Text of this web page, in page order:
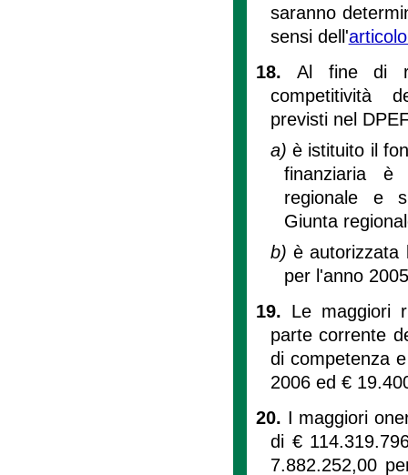
saranno
sensi dell'
18.Al fine di
competitività
previsti nel
a) è istituito il
finanziaria è
regionale e
Giunta
b) è autorizzata
per l'anno
19. Le maggiori
parte corrente
di competenza
2006 ed €
20. I maggiori
di €
7.882.252,00